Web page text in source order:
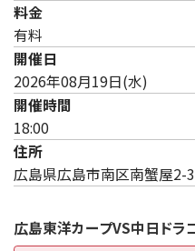
料金
有料
開催日
2026年08月19日(水)
開催時間
18:00
住所
広島県広島市南区南蟹屋2-
広島東洋カープVS中日ドラ